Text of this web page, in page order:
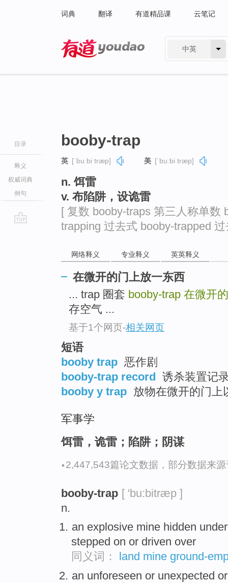
词典 翻译 有道精品课 云笔记
中英
目录
释义
权威词典
例句
booby-trap
英 [ˈbuːbi træp] 美 [ˈbuːbi træp]
n. 饵雷
v. 布陷阱，设诡雷
[ 复数 booby-traps 第三人称单数
trapping 过去式 booby-trapped
网络释义 专业释义 英英释义
在微开的门上放一东西
... trap 圈套 booby-trap 在微开
存空气 ...
基于1个网页-相关网页
短语
booby trap 恶作剧
booby-trap record 诱杀装置记
booby y trap 放物在微开的门上
军事学
饵雷，诡雷；陷阱；阴谋
·2,447,543篇论文数据，部分数据来
booby-trap [ 'bu:bitræp ]
n.
an explosive mine hidden
stepped on or driven over
同义词： land mine ground-
an unforeseen or unexpected